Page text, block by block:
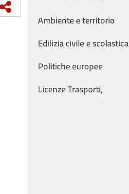
Ambiente e territorio
Edilizia civile e scolastica
Politiche europee
Licenze Trasporti,